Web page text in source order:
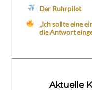
Der Ruhrpilot
„Ich sollte eine
die Antwort
Aktuelle